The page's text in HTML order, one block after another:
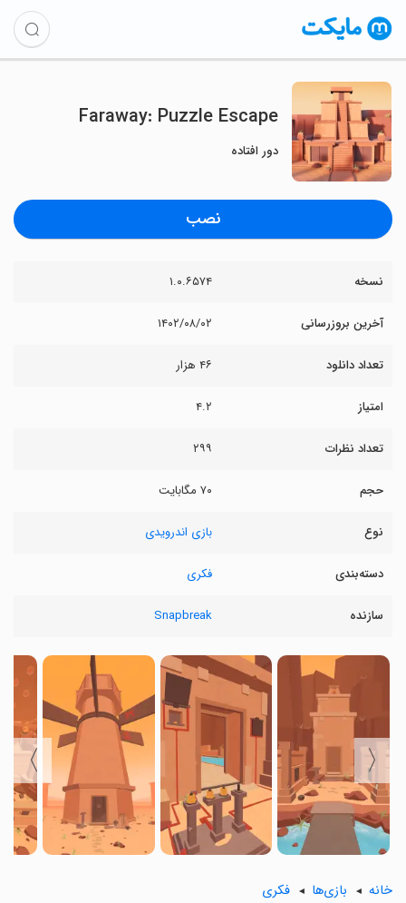
Faraway: Puzzle Escape
دور افتاده
نصب
نسخه ۱.۰.۶۵۷۴
آخرین بروزرسانی ۱۴۰۲/۰۸/۰۲
تعداد دانلود ۴۶ هزار
امتیاز ۴.۲
تعداد نظرات ۲۹۹
حجم ۷۰ مگابایت
نوع بازی اندرویدی
دسته‌بندی فکری
سازنده Snapbreak
〈
〉
خانه بازی‌ها فکری